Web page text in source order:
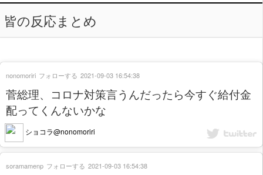
皆の反応まとめ
菅総理、コロナ対策言うんだったら今すぐ給付金
配ってくんないかな
ショコラ@nonomoriri
nonomoriri フォローする 2021-09-03 16:54:38
soramamenp フォローする 2021-09-03 16:54:38